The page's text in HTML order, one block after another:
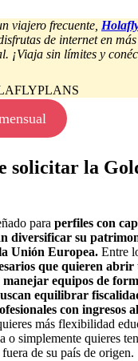
viajero frecuente,
de internet en
¡Viaja sin límites y
solicitar la
para perfiles con
diversificar su
Unión Europea. Entre
que quieren abrir
equipos de
equilibrar
con ingresos
más flexibilidad
o simplemente quieres
de su país de origen.